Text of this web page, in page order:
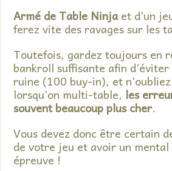
Armé de Table Ninja et d’un
ferez vite des ravages sur les
Toutefois, gardez toujours en
bankroll suffisante afin
ruine (100 buy-in), et
lorsqu’on multi-table, les
souvent beaucoup plus cher.
Vous devez donc être certain
de votre jeu et avoir un
épreuve !